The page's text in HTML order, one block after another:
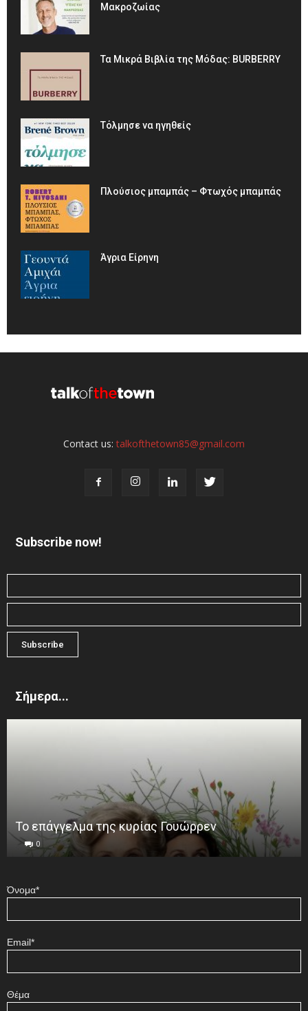
Μακροζωίας
Τα Μικρά Βιβλία της Μόδας: BURBERRY
Τόλμησε να ηγηθείς
Πλούσιος μπαμπάς – Φτωχός μπαμπάς
Άγρια Είρηνη
Contact us:talkofthetown85@gmail.com
Subscribe now!
Σήμερα...
Το επάγγελμα της κυρίας Γουώρρεν
0
Όνομα*
Email*
Θέμα